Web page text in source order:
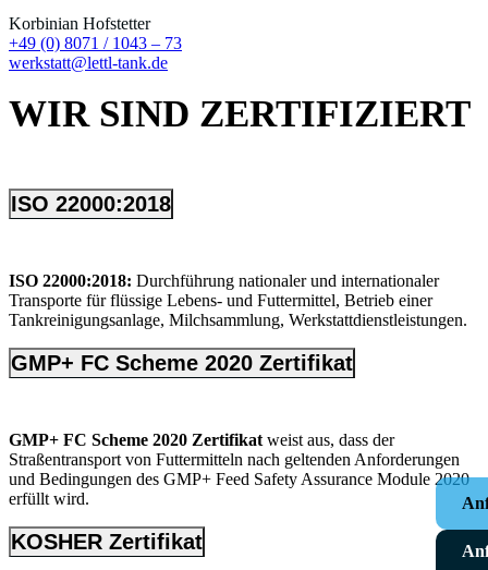
Korbinian Hofstetter
+49 (0) 8071 / 1043 – 73
werkstatt@lettl-tank.de
WIR SIND ZERTIFIZIERT
ISO 22000:2018
ISO 22000:2018: Durchführung nationaler und internationaler
Transporte für flüssige Lebens- und Futtermittel, Betrieb einer
Tankreinigungsanlage, Milchsammlung, Werkstattdienstleistungen.
GMP+ FC Scheme 2020 Zertifikat
GMP+ FC Scheme 2020 Zertifikat weist aus, dass der
Straßentransport von Futtermitteln nach geltenden Anforderungen
und Bedingungen des GMP+ Feed Safety Assurance Module 2020
erfüllt wird.
KOSHER Zertifikat